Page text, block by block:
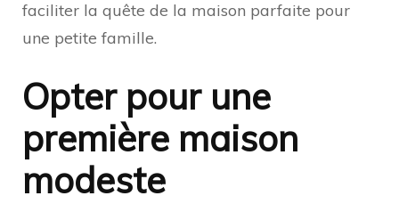
faciliter la quête de la maison parfaite pour
une petite famille.
Opter pour une
première maison
modeste